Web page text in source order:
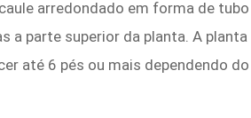
arredondado em forma de
a parte superior da planta. A
até 6 pés ou mais dependendo